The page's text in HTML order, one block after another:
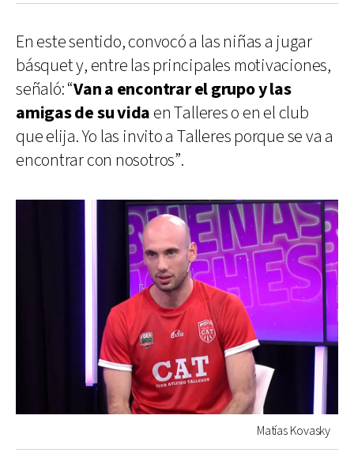
En este sentido, convocó a las niñas a jugar
básquet y, entre las principales motivaciones,
señaló: “Van a encontrar el grupo y las
amigas de su vida en Talleres o en el club
que elija. Yo las invito a Talleres porque se va a
encontrar con nosotros”.
Matías Kovasky